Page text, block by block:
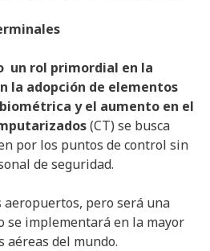
un rol primordial en la
la adopción de elementos
y el aumento en el
(CT) se busca
por los puntos de control sin
de seguridad.
aeropuertos, pero será una
se implementará en la mayor
aéreas del mundo.